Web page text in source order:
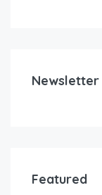
Newsletter
Featured